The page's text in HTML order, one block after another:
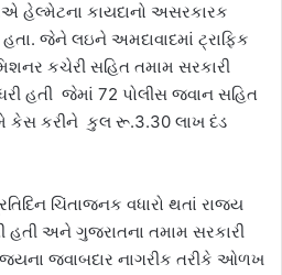
હેલ્મેટના કાયદાનો અસરકારક
જેને લઇને અમદાવાદમાં ટ્રાફિક
કચેરી સહિત તમામ સરકારી
હતી જેમાં 72 પોલીસ જવાન સહિત
કેસ કરીને કુલ રૂ.3.30 લાખ દંડ
ચિંતાજનક વધારો થતાં રાજ્ય
હતી અને ગુજરાતના તમામ સરકારી
જવાબદાર નાગરીક તરીકે ઓળખ